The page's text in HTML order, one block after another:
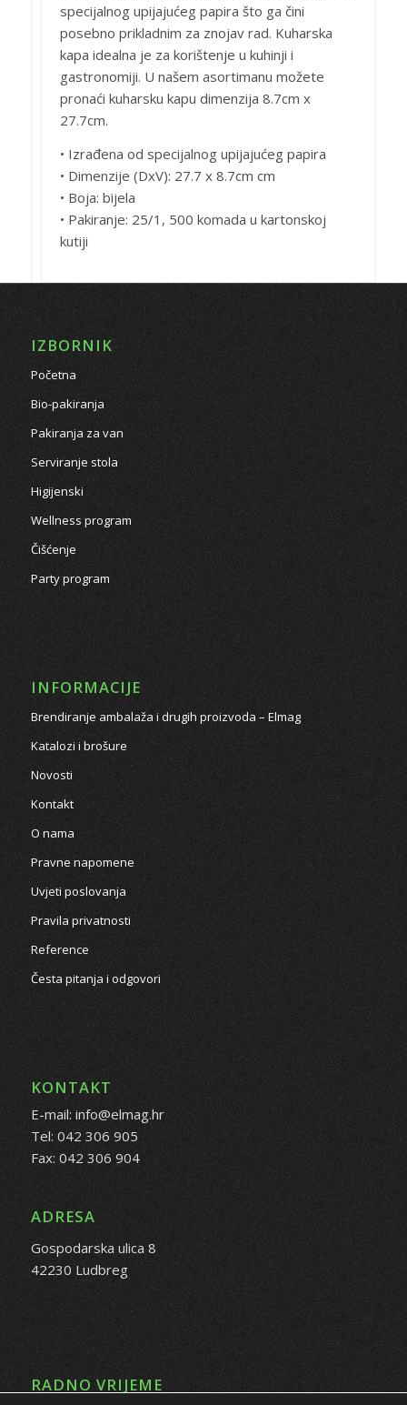
specijalnog upijajućeg papira što ga čini
posebno prikladnim za znojav rad. Kuharska
kapa idealna je za korištenje u kuhinji i
gastronomiji. U našem asortimanu možete
pronaći kuharsku kapu dimenzija 8.7cm x
27.7cm.
• Izrađena od specijalnog upijajućeg papira
• Dimenzije (DxV): 27.7 x 8.7cm cm
• Boja: bijela
• Pakiranje: 25/1, 500 komada u kartonskoj
kutiji
IZBORNIK
Početna
Bio-pakiranja
Pakiranja za van
Serviranje stola
Higijenski
Wellness program
Čišćenje
Party program
INFORMACIJE
Brendiranje ambalaža i drugih proizvoda – Elmag
Katalozi i brošure
Novosti
Kontakt
O nama
Pravne napomene
Uvjeti poslovanja
Pravila privatnosti
Reference
Česta pitanja i odgovori
KONTAKT
E-mail: info@elmag.hr
Tel: 042 306 905
Fax: 042 306 904
ADRESA
Gospodarska ulica 8
42230 Ludbreg
RADNO VRIJEME